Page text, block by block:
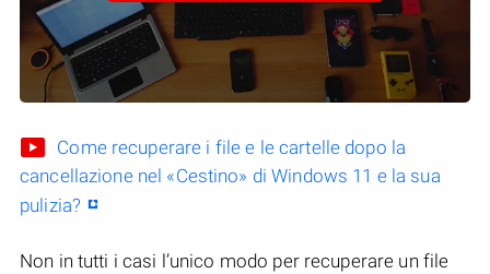
Come recuperare i file e le cartelle dopo la
cancellazione nel «Cestino» di Windows 11 e la sua
pulizia?
Non in tutti i casi l’unico modo per recuperare un file